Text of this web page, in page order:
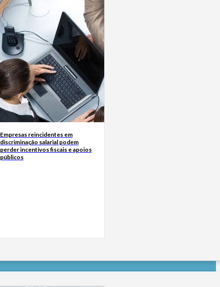
Empresas reincidentes em
discriminação salarial podem
perder incentivos fiscais e apoios
públicos